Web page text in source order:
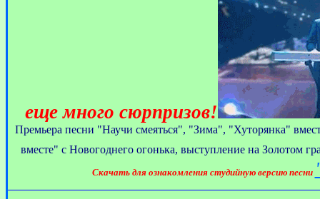
еще много сюрпризов!
Премьера песни "Научи смеяться", "Зима", "Хуторянка"
вместе" с Новогоднего огонька, выступление на Золотом
Скачать для ознакомления студийную версию песни